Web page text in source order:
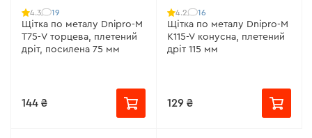
4.3 19
Щітка по металу Dnipro-M
Т75-V торцева, плетений
дріт, посилена 75 мм
144 ₴
4.2 16
Щітка по металу Dnipro-M
K115-V конусна, плетений
дріт 115 мм
129 ₴